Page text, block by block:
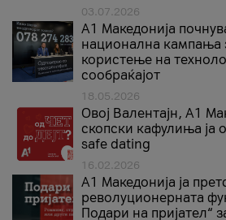
03.07.2026
A1 Македонија
национална кампања
користење на
сообраќајот
18.05.2026
Овој Валентајн, A1
скопски кафулиња ја
safe dating
16.02.2026
А1 Македонија ја
револуционерната
Подари на пријател“